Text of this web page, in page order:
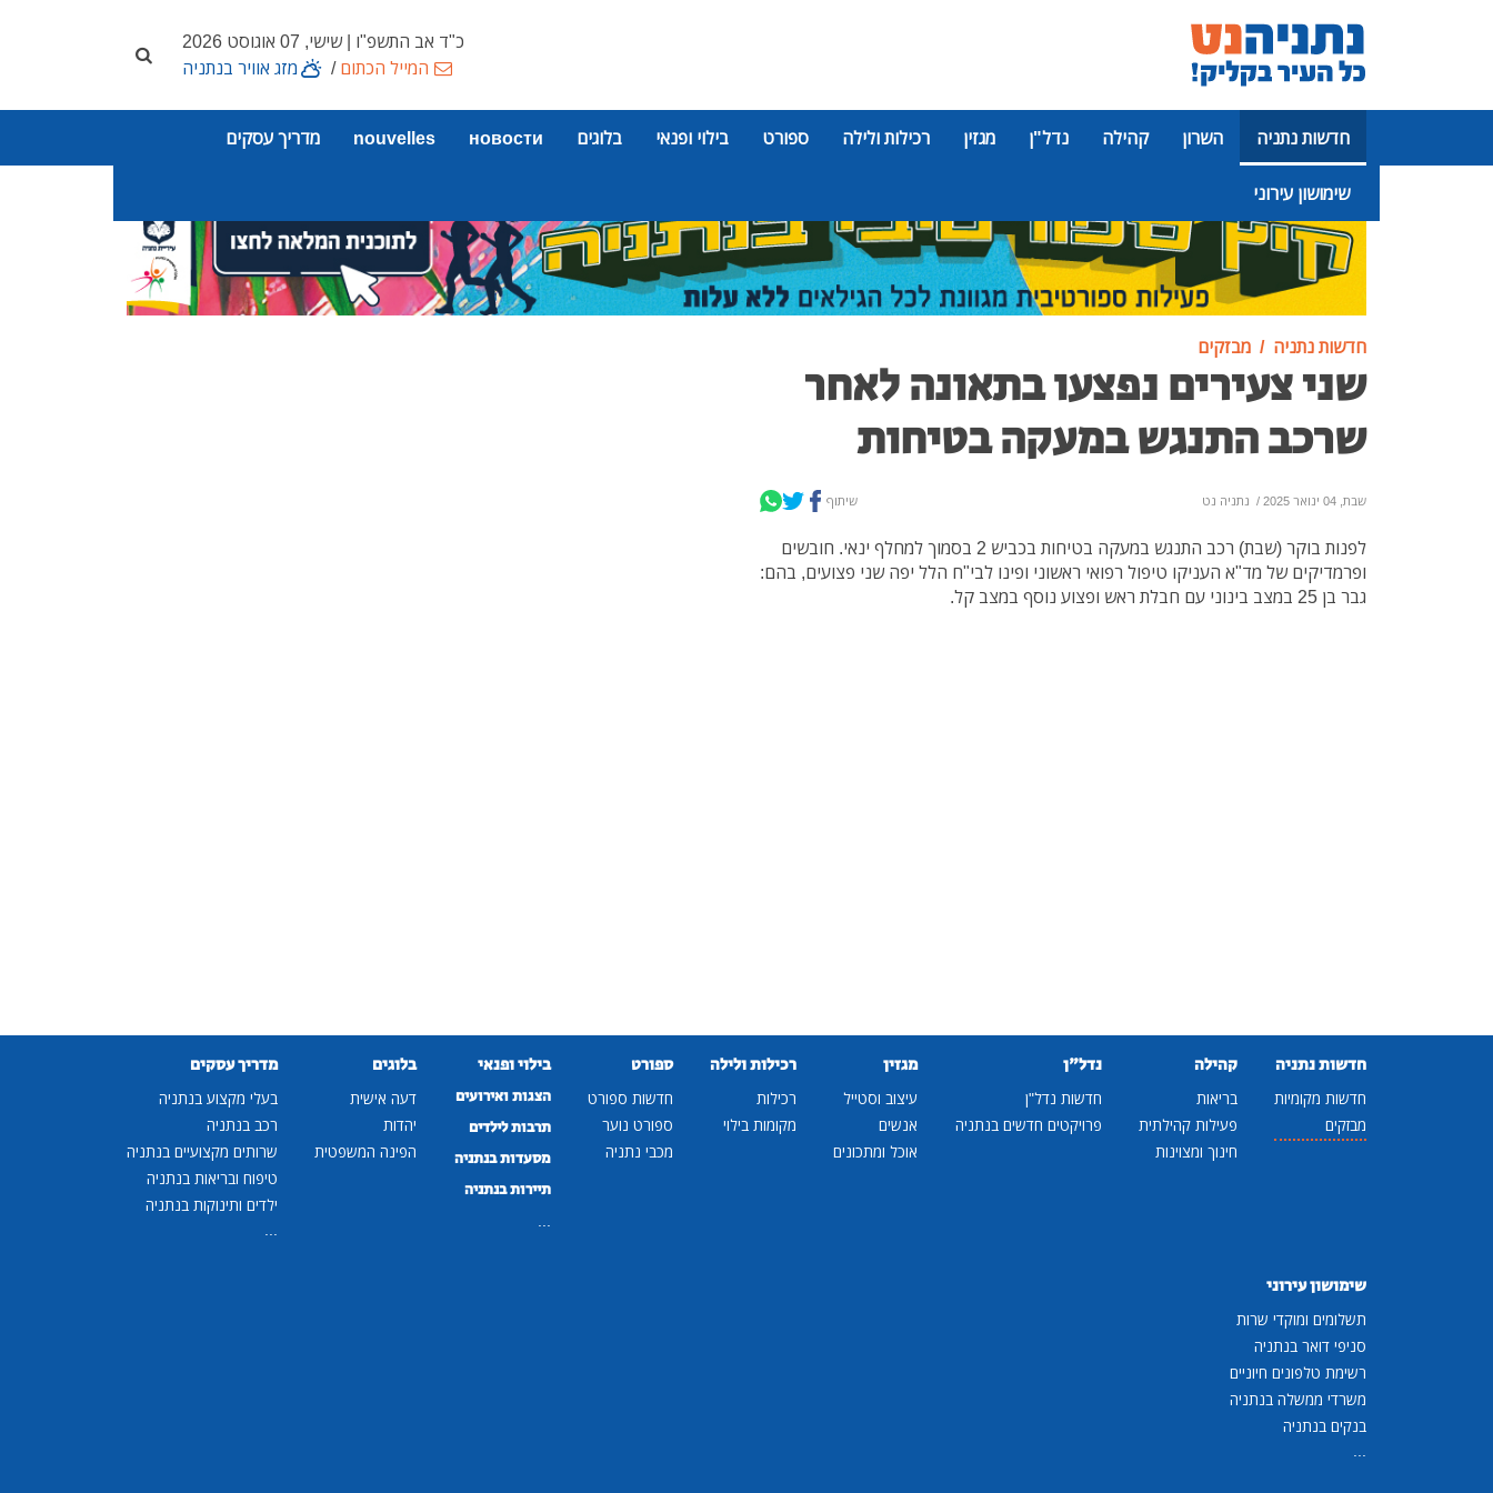
כ"ד אב התשפ"ו | שישי, 07 אוגוסט 2026
המייל הכתום/ מזג אוויר בנתניה
חדשות נתניה השרון קהילה נדל"ן מגזין רכילות ולילה ספורט בילוי ופנאי בלוגים новости
nouvelles מדריך עסקים
שימושון עירוני
פרסומת
חדשות נתניה מבזקים
שני צעירים נפצעו בתאונה לאחר
שרכב התנגש במעקה בטיחות
שבת, 04 ינואר 2025 / נתניה נט שיתוף
לפנות בוקר (שבת) רכב התנגש במעקה בטיחות בכביש 2 בסמוך למחלף ינאי. חובשים
ופרמדיקים של מד"א העניקו טיפול רפואי ראשוני ופינו לבי"ח הלל יפה שני פצועים, בהם:
גבר בן 25 במצב בינוני עם חבלת ראש ופצוע נוסף במצב קל.
חדשות נתניה
חדשות מקומיות
מבזקים
קהילה
בריאות
פעילות קהילתית
חינוך ומצוינות
נדל"ן
חדשות נדל"ן
פרויקטים חדשים בנתניה
מגזין
עיצוב וסטייל
אנשים
אוכל ומתכונים
רכילות ולילה
רכילות
מקומות בילוי
ספורט
חדשות ספורט
ספורט נוער
מכבי נתניה
בילוי ופנאי
הצגות ואירועים
תרבות לילדים
מסעדות בנתניה
תיירות בנתניה
...
בלוגים
דעה אישית
יהדות
הפינה המשפטית
מדריך עסקים
בעלי מקצוע בנתניה
רכב בנתניה
שרותים מקצועיים בנתניה
טיפוח ובריאות בנתניה
ילדים ותינוקות בנתניה
...
שימושון עירוני
תשלומים ומוקדי שרות
סניפי דואר בנתניה
רשימת טלפונים חיוניים
משרדי ממשלה בנתניה
בנקים בנתניה
...